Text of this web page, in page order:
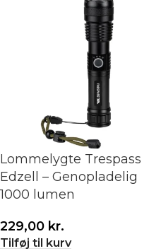
Lommelygte Trespass
Edzell – Genopladelig
1000 lumen
229,00 kr.
Tilføj til kurv